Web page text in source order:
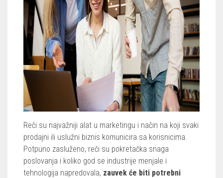
Reči su najvažniji alat u marketingu i način na koji svaki
prodajni ili uslužni biznis komunicira sa korisnicima.
Potpuno zasluženo, reči su pokretačka snaga
poslovanja i koliko god se industrije menjale i
tehnologija napredovala, zauvek će biti potrebni